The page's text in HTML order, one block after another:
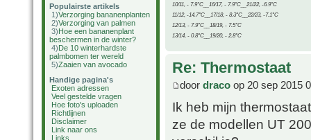
Populairste artikels
1)Verzorging bananenplanten
2)Verzorging van palmen
3)Hoe een bananenplant
beschermen in de winter?
4)De 10 winterhardste
palmbomen ter wereld
5)Zaaien van avocado
Handige pagina's
Exoten adressen
Veel gestelde vragen
Hoe foto's uploaden
Richtlijnen
Disclaimer
Link naar ons
Links
10/11, - 7.9°C__16/17, - 7.9°C__21/22, -6.9°C
11/12, -14.7°C__17/18, - 8.3°C__22/23, -7.1°C
12/13, - 7.9°C__18/19, - 7.5°C
13/14, - 0.8°C__19/20, - 2.8°C
Re: Thermostaat
door draco op 20 sep 2015
Ik heb mijn
ze de modellen UT